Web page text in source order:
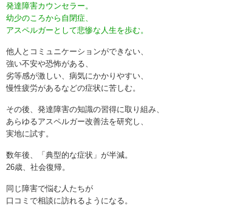
発達障害カウンセラー。
幼少のころから自閉症、
アスペルガーとして悲惨な人生を歩む。
他人とコミュニケーションができない、
強い不安や恐怖がある、
劣等感が激しい、病気にかかりやすい、
慢性疲労があるなどの症状に苦しむ。
その後、発達障害の知識の習得に取り組み、
あらゆるアスペルガー改善法を研究し、
実地に試す。
数年後、「典型的な症状」が半減。
26歳、社会復帰。
同じ障害で悩む人たちが
口コミで相談に訪れるようになる。